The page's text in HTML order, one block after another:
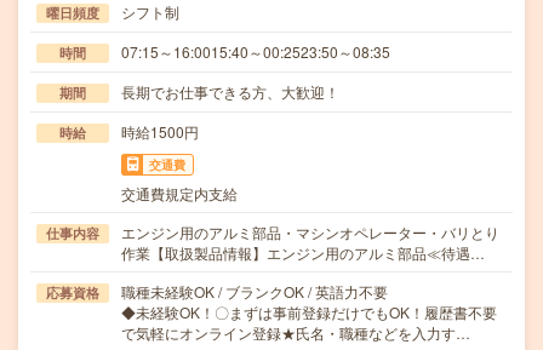
曜日頻度 シフト制
時間 07:15～16:0015:40～00:2523:50～08:35
期間 長期でお仕事できる方、大歓迎！
時給 時給1500円
交通費
交通費規定内支給
仕事内容
エンジン用のアルミ部品・マシンオペレーター・バリとり
作業【取扱製品情報】エンジン用のアルミ部品≪待遇…
応募資格
職種未経験OK / ブランクOK / 英語力不要
◆未経験OK！〇まずは事前登録だけでもOK！履歴書不要
で気軽にオンライン登録★氏名・職種などを入力す…